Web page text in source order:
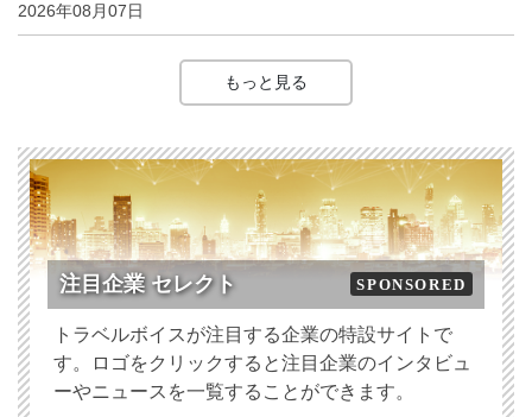
2026年08月07日
もっと見る
注目企業 セレクト SPONSORED
トラベルボイスが注目する企業の特設サイトで
す。ロゴをクリックすると注目企業のインタビュ
ーやニュースを一覧することができます。